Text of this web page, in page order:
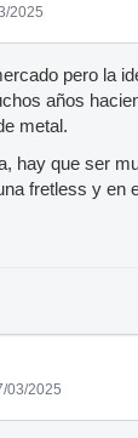
2025
pero la
años
metal.
hay que ser
fretless y en
03/2025